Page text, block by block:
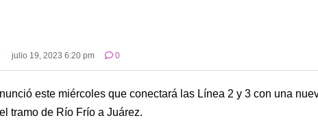
julio 19, 2023 6:20 pm 0
este miércoles que conectará las Línea 2 y 3 con una
tramo de Río Frío a Juárez.